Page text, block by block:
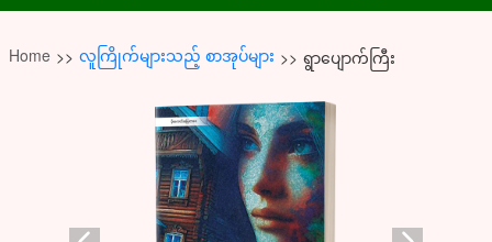
Home >> လူကြိုက်များသည့် စာအုပ်များ >> ‌ရွာပျောက်ကြီး